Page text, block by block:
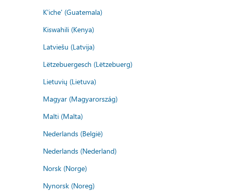
K'iche' (Guatemala)
Kiswahili (Kenya)
Latviešu (Latvija)
Lëtzebuergesch (Lëtzebuerg)
Lietuvių (Lietuva)
Magyar (Magyarország)
Malti (Malta)
Nederlands (België)
Nederlands (Nederland)
Norsk (Norge)
Nynorsk (Noreg)